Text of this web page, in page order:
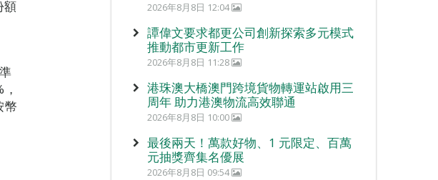
額
幣
2026年8月8日 12:04
譚偉文要求都更公司創新探索多元模式
推動都市更新工作
2026年8月8日 11:28
港珠澳大橋澳門跨境貨物轉運站啟用三
周年 助力港澳物流高效聯通
2026年8月8日 10:00
最後兩天！萬款好物、1 元限定、百萬
元抽獎齊集名優展
2026年8月8日 09:54